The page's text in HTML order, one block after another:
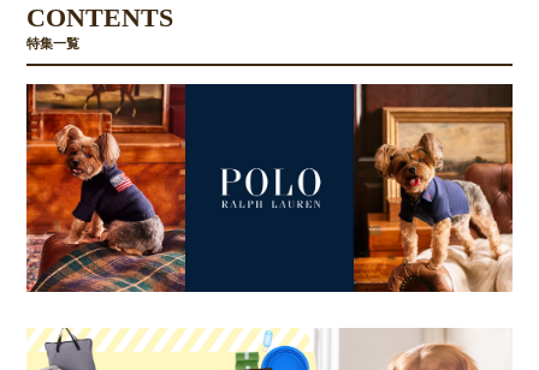
CONTENTS
特集一覧